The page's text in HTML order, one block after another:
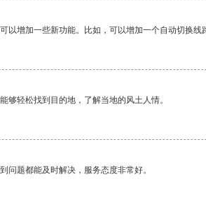
以增加一些新功能。比如，可以增加一个自动切换
够轻松找到目的地，了解当地的风土人情。
问题都能及时解决，服务态度非常好。